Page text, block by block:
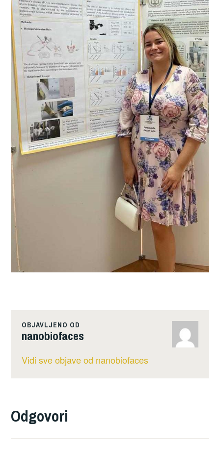
OBJAVLJENO OD
nanobiofaces
Vidi sve objave od nanobiofaces
Odgovori